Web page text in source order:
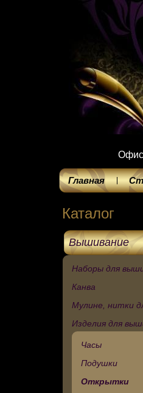
Офис
Главная
Каталог
Вышивание
Наборы для
Канва
Мулине, нитки
Изделия для
Часы
Подушки
Открытки